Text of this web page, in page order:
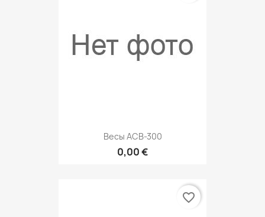
Весы ACB-300
0,00 €
favorite_border